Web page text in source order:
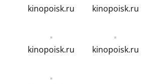
kinopoisk.ru kinopoisk.ru
kinopoisk.ru kinopoisk.ru